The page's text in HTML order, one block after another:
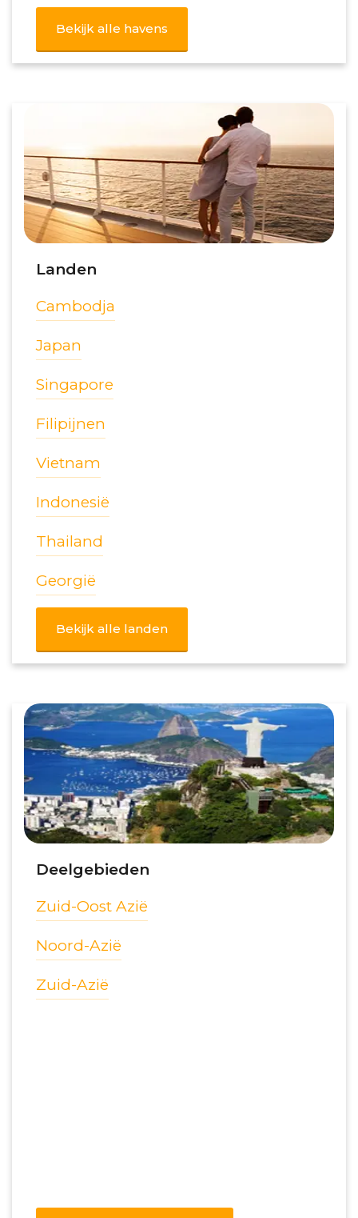
Bekijk alle havens
Landen
Cambodja
Japan
Singapore
Filipijnen
Vietnam
Indonesië
Thailand
Georgië
Bekijk alle landen
Deelgebieden
Zuid-Oost Azië
Noord-Azië
Zuid-Azië